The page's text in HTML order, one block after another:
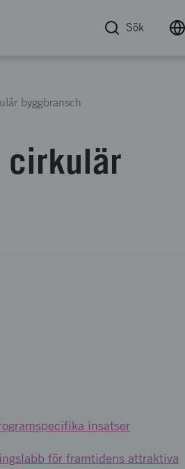
Sök
byggbransch
cirkulär
insatser
för framtidens attraktiva